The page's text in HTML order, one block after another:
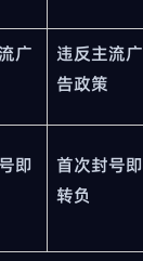
广
违反主流广
告政策
即
首次封号即
转负